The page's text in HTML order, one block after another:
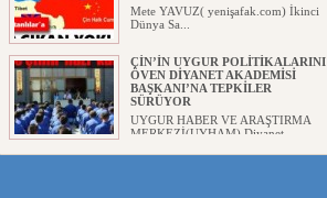
Mete YAVUZ( yenişafak.com) İkinci
Dünya Sa...
ÇİN’İN UYGUR POLİTİKALARINI
ÖVEN DİYANET AKADEMİSİ
BAŞKANI’NA TEPKİLER
SÜRÜYOR
UYGUR HABER VE ARAŞTIRMA
MERKEZİ(UYHAM) Diyanet
MHP’DEN URUMÇİ KATLİAMI